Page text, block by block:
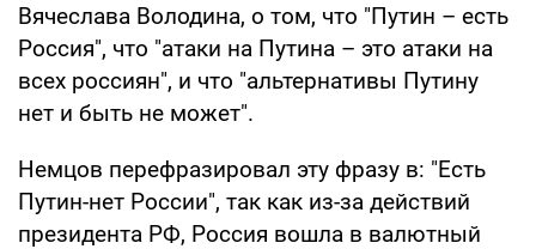
Вячеслава Володина, о том, что "Путин – есть
Россия", что "атаки на Путина – это атаки на
всех россиян", и что "альтернативы Путину
нет и быть не может".
Немцов перефразировал эту фразу в: "Есть
Путин-нет России", так как из-за действий
президента РФ, Россия вошла в валютный